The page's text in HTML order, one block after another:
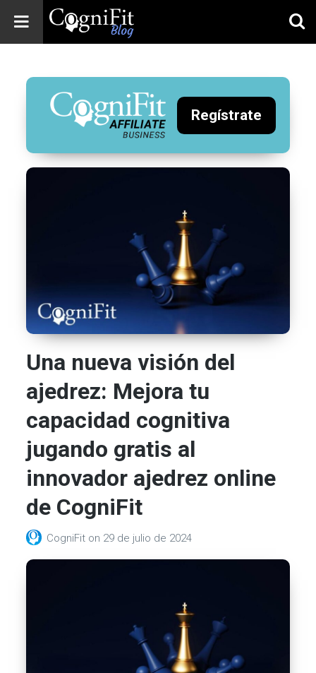
Blog: Brain
Health
News
Brain Training,
Mental Health, and
Wellness
Regístrate
Una nueva visión del
ajedrez: Mejora tu
capacidad cognitiva
jugando gratis al
innovador ajedrez online
de CogniFit
CogniFit on 29 de julio de 2024